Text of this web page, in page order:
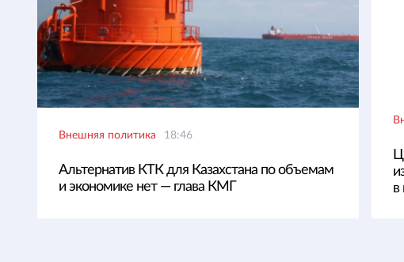
Внешняя политика 18:46
Альтернатив КТК для Казахстана по объемам
и экономике нет — глава КМГ
в